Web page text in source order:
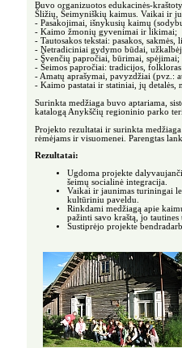
Buvo organizuotos edukacinės-
Šližių, Šeimyniškių kaimus. Vaikai ir
- Pasakojimai, išnykusių kaimų
- Kaimo žmonių gyvenimai ir likimai;
- Tautosakos tekstai: pasakos, sakmės,
- Netradiciniai gydymo būdai,
- Švenčių papročiai, būrimai, spėjimai;
- Šeimos papročiai: tradicijos,
- Amatų aprašymai, pavyzdžiai (pvz.:
- Kaimo pastatai ir statiniai, jų detalės,
Surinkta medžiaga buvo aptariama,
katalogą Anykščių regioninio parko
Projekto rezultatai ir surinkta
rėmėjams ir visuomenei. Parengtas
Rezultatai:
Ugdoma projekte
šeimų socialinė integracija.
Vaikai ir jaunimas turiningai
kultūriniu paveldu.
Rinkdami medžiagą apie
pažinti savo kraštą, jo tautines
Sustiprėjo projekte